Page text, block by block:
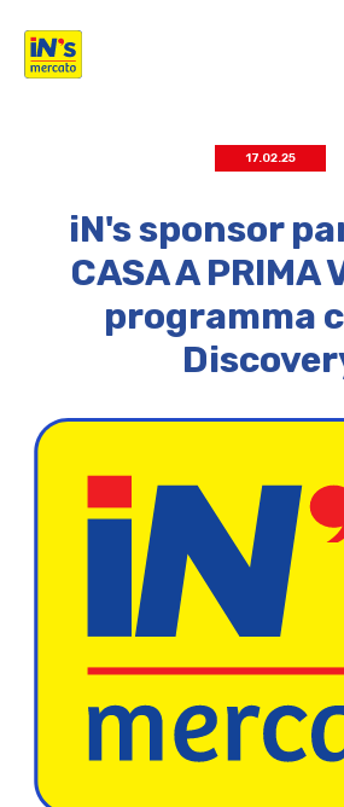
iN's Mercato
17.02.25
iN's sponsor
CASA A PRIMA
programma